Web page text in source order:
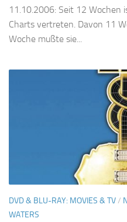
11.10.2006: Seit 12 Wochen
Charts vertreten. Davon 11
Woche mußte sie...
DVD & BLU-RAY: MOVIES & TV/
WATERS